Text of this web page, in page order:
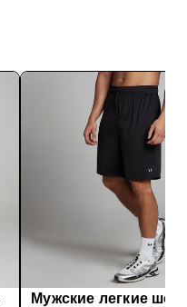
Мужские легкие